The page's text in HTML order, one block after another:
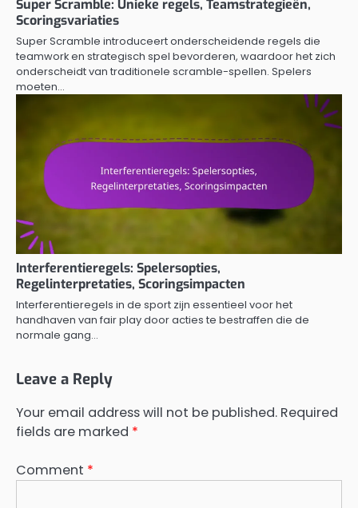
Super Scramble: Unieke regels, Teamstrategieën,
Scoringsvariaties
Super Scramble introduceert onderscheidende regels die
teamwork en strategisch spel bevorderen, waardoor het zich
onderscheidt van traditionele scramble-spellen. Spelers
moeten…
Interferentieregels: Spelersopties,
Regelinterpretaties, Scoringsimpacten
Interferentieregels in de sport zijn essentieel voor het
handhaven van fair play door acties te bestraffen die de
normale gang…
Leave a Reply
Your email address will not be published. Required
fields are marked *
Comment *